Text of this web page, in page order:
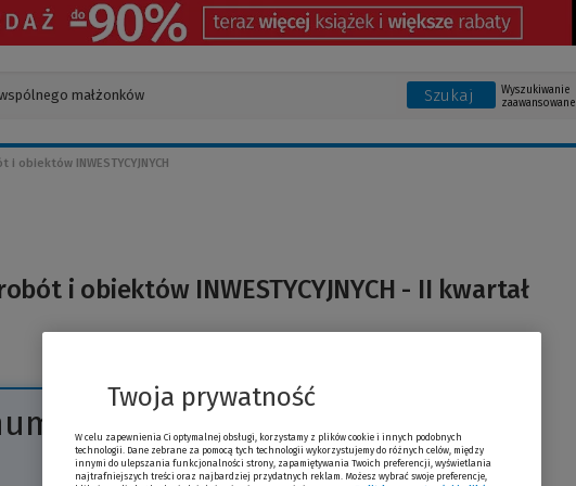
Szukaj
Wyszukiwanie
zaawansowane
INWESTYCYJNYCH
i obiektów INWESTYCYJNYCH - II kwartał
Prenumerata
Twoja prywatność
W celu zapewnienia Ci optymalnej obsługi, korzystamy z plików cookie i innych podobnych
technologii. Dane zebrane za pomocą tych technologii wykorzystujemy do różnych celów, między
innymi do ulepszania funkcjonalności strony, zapamiętywania Twoich preferencji, wyświetlania
najtrafniejszych treści oraz najbardziej przydatnych reklam. Możesz wybrać swoje preferencje,